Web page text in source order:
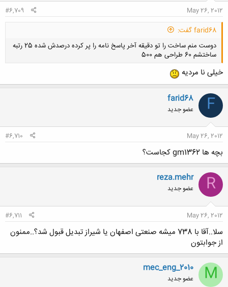
May 26, 2012
#6,709
farid68 گفت:
دوست منم ساخت را تو دقیقه آخر پاسخ نامه را پر کرده درصدش شده 25 رتبه
ساختشم 60 طراحی هم 500
خیلی نا مردیه
F
farid68
عضو جدید
May 26, 2012
#6,710
بچه ها gm1362 کجاست؟
R
reza.mehr
عضو جدید
May 26, 2012
#6,711
سلا..آقا با 738 میشه صنعتی اصفهان یا شیراز تبدیل قبول شد؟..ممنون
از جوابتون
M
mec_eng_2010
عضو جدید